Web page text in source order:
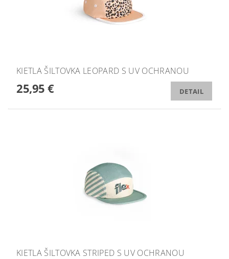
KIETLA ŠILTOVKA LEOPARD S UV OCHRANOU
25,95 € DETAIL
KIETLA ŠILTOVKA STRIPED S UV OCHRANOU